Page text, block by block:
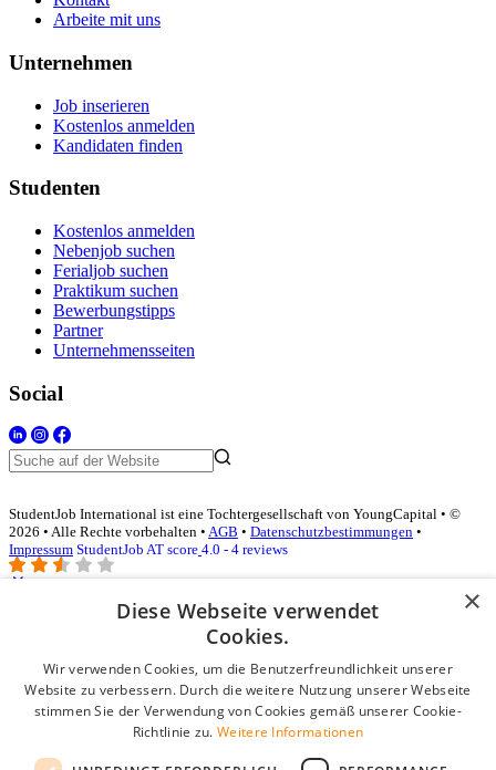
Arbeite mit uns
Unternehmen
Job inserieren
Kostenlos anmelden
Kandidaten finden
Studenten
Kostenlos anmelden
Nebenjob suchen
Ferialjob suchen
Praktikum suchen
Bewerbungstipps
Partner
Unternehmensseiten
Social
StudentJob International ist eine Tochtergesellschaft von YoungCapital • ©
2026 • Alle Rechte vorbehalten • AGB • Datenschutzbestimmungen •
Impressum StudentJob AT score 4.0 - 4 reviews
Login für Unternehmen
E-Mail*
Passwort
Angemeldet bleiben
×
Diese Webseite verwendet
Cookies.
Wir verwenden Cookies, um die Benutzerfreundlichkeit unserer
Website zu verbessern. Durch die weitere Nutzung unserer Webseite
stimmen Sie der Verwendung von Cookies gemäß unserer Cookie-
Richtlinie zu. Weitere Informationen